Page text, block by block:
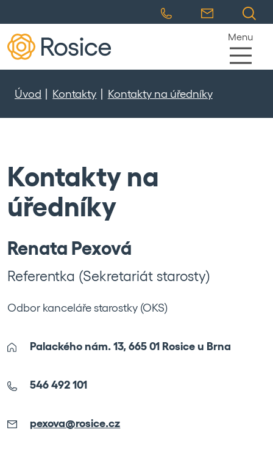
Menu
Úvod Kontakty Kontakty na úředníky
Kontakty na
úředníky
Renata Pexová
Referentka (Sekretariát starosty)
Odbor kanceláře starostky (OKS)
Palackého nám. 13, 665 01 Rosice u Brna
546 492 101
pexova@rosice.cz